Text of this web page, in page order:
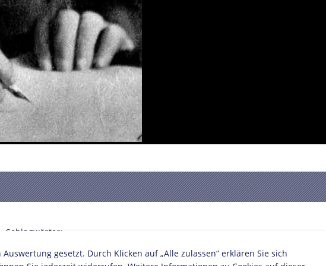
Schlagwörter:
Schriftsteller/in
gesetzt. Durch Klicken auf „Alle zulassen“ erklären Sie sich